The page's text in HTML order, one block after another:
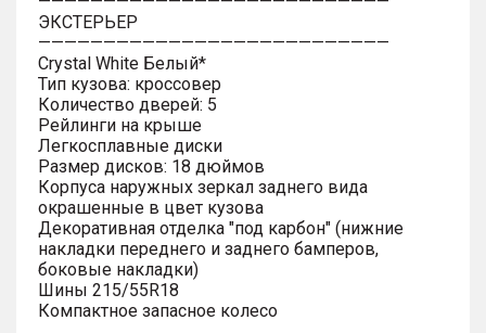
ЭКСТЕРЬЕР
———————————————————————————
Crystal White Белый*
Тип кузова: кроссовер
Количество дверей: 5
Рейлинги на крыше
Легкосплавные диски
Размер дисков: 18 дюймов
Корпуса наружных зеркал заднего вида
окрашенные в цвет кузова
Декоративная отделка "под карбон" (нижние
накладки переднего и заднего бамперов,
боковые накладки)
Шины 215/55R18
Компактное запасное колесо